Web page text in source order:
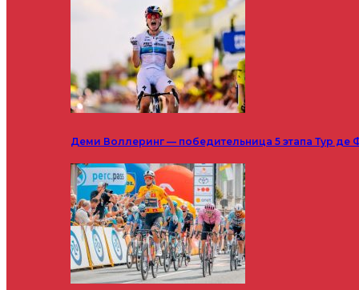
Деми Воллеринг — победительница 5 этапа Тур